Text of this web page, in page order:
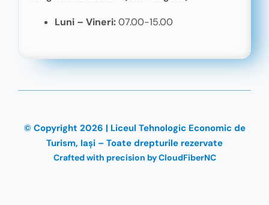
Luni – Vineri:07.00-15.00
© Copyright 2026 | Liceul Tehnologic Economic de
Turism, Iași – Toate drepturile rezervate
Crafted with precision by CloudFiberNC